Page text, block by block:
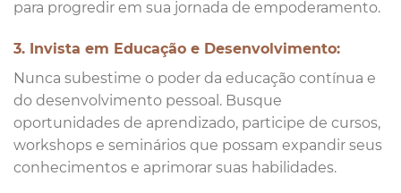
para progredir em sua jornada de empoderamento.
3. Invista em Educação e Desenvolvimento:
Nunca subestime o poder da educação contínua e
do desenvolvimento pessoal. Busque
oportunidades de aprendizado, participe de cursos,
workshops e seminários que possam expandir seus
conhecimentos e aprimorar suas habilidades.